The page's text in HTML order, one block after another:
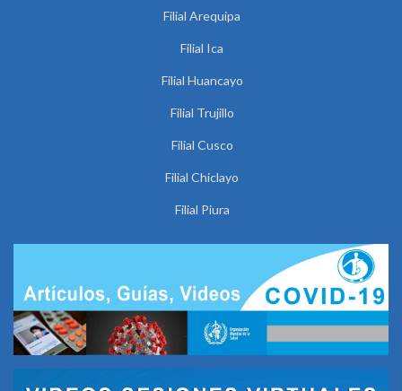
Filial Arequipa
Filial Ica
Filial Huancayo
Filial Trujillo
Filial Cusco
Filial Chiclayo
Filial Piura